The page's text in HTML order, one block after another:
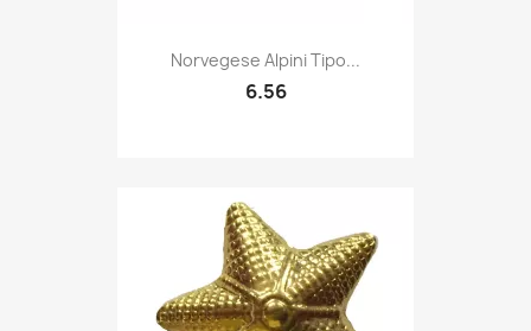
Quick view
Norvegese Alpini Tipo...
6.56